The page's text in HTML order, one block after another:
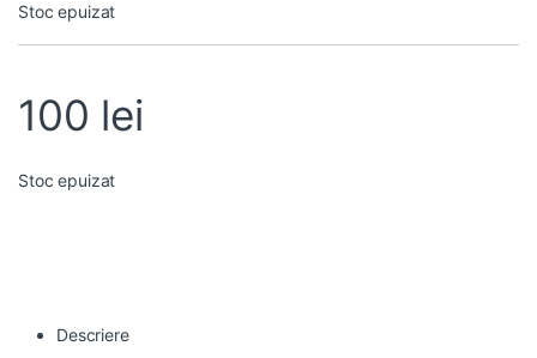
Stoc epuizat
100 lei
Stoc epuizat
Descriere